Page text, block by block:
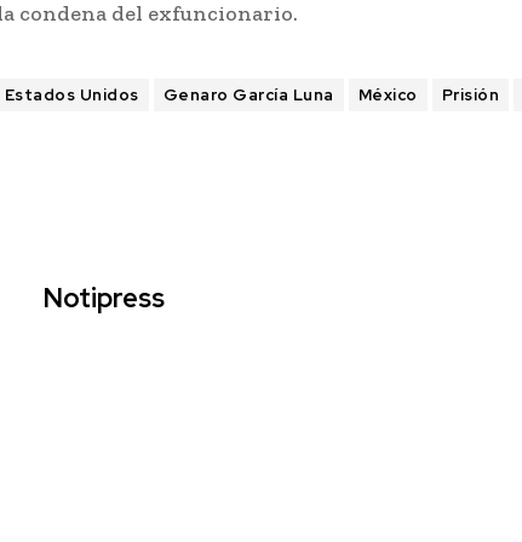
condena del exfuncionario.
Estados Unidos Genaro García Luna México Prisión
Notipress